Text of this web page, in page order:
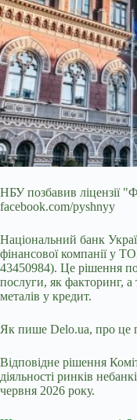
НБУ позбавив ліцензії
facebook.com/pyshnyy
Національний банк
фінансової компанії у
43450984). Це рішення
послуги, як факторинг, а
металів у кредит.
Як пише Delo.ua, про це
Відповідне рішення
діяльності ринків
червня 2026 року.